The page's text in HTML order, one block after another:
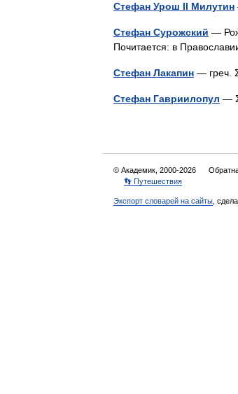
Стефан Урош II Милутин
Стефан Сурожский —
Почитается: в
Стефан Лакапин — греч.
Стефан Гавриилопул —
© Академик, 2000-2026
👣 Путешествия
Экспорт словарей на сайты ,